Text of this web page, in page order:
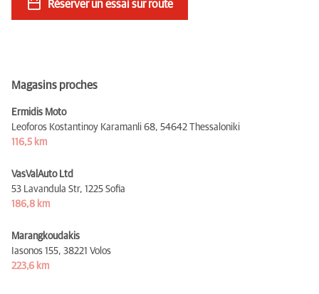
Réserver un essai sur route
Magasins proches
Ermidis Moto
Leoforos Kostantinoy Karamanli 68, 54642 Thessaloniki
116,5 km
VasValAuto Ltd
53 Lavandula Str, 1225 Sofia
186,8 km
Marangkoudakis
Iasonos 155, 38221 Volos
223,6 km